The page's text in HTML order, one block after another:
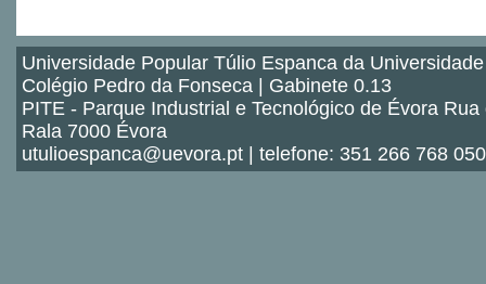
Universidade Popular Túlio Espanca da
Colégio Pedro da Fonseca | Gabinete 0.13
PITE - Parque Industrial e Tecnológico de Évora Rua
Rala 7000 Évora
utulioespanca@uevora.pt | telefone: 351 266 768 050